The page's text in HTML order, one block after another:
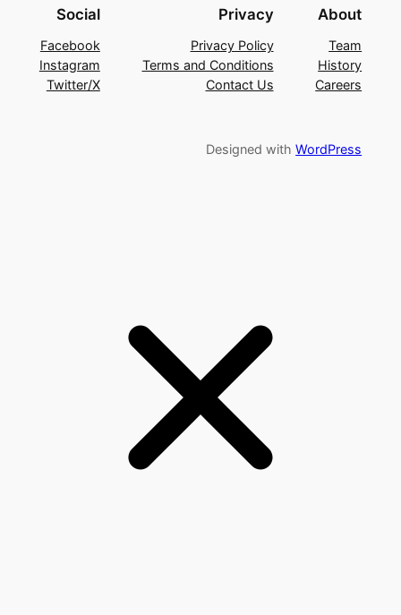
About
Team
History
Careers
Privacy
Privacy Policy
Terms and Conditions
Contact Us
Social
Facebook
Instagram
Twitter/X
Designed withWordPress